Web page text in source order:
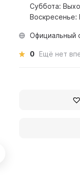
Суббота:
Воскресенье:
Официальный
0 Ещё нет